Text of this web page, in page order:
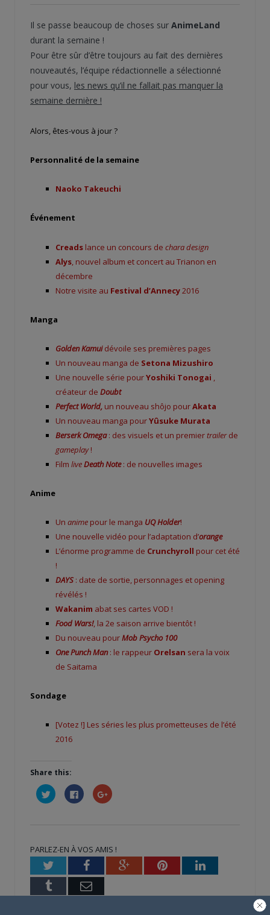
Il se passe beaucoup de choses sur AnimeLand
durant la semaine !
Pour être sûr d’être toujours au fait des dernières
nouveautés, l’équipe rédactionnelle a sélectionné
pour vous, les news qu’il ne fallait pas manquer la
semaine dernière !
Alors, êtes-vous à jour ?
Personnalité de la semaine
Naoko Takeuchi
Événement
Creads lance un concours de chara design
Alys , nouvel album et concert au Trianon en
décembre
Notre visite au Festival d’Annecy 2016
Manga
Golden Kamuidévoile ses premières pages
Un nouveau manga de Setona Mizushiro
Une nouvelle série pourYoshiki Tonogai ,
créateur de Doubt
Perfect World, un nouveau shôjo pourAkata
Un nouveau manga pourYûsuke Murata
Berserk Omega: des visuels et un premiertrailerde
gameplay!
Film liveDeath Note: de nouvelles images
Anime
Un anime pour le manga UQ Holder!
Une nouvelle vidéo pour l’adaptation d’orange
L’énorme programme de Crunchyroll pour cet été
!
DAYS : date de sortie, personnages et opening
révélés !
Wakanim abat ses cartes VOD !
Food Wars!, la 2e saison arrive bientôt !
Du nouveau pourMob Psycho 100
One Punch Man: le rappeur Orelsan sera la voix
de Saitama
Sondage
[Votez !] Les séries les plus prometteuses de l’été
2016
Share this:
Cliquez
pour
partager
nouvelle
fenêtre)
Cliquez
pour
partager
fenêtre)
Cliquez
pour
nouvelle
fenêtre)
PARLEZ-EN À VOS AMIS !
TwitterFacebookGoogle+PinterestLinkedIn
Tumblr Email